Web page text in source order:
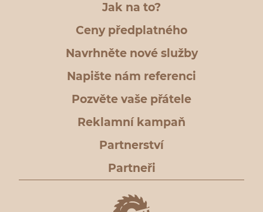
Jak na to?
Ceny předplatného
Navrhněte nové služby
Napište nám referenci
Pozvěte vaše přátele
Reklamní kampaň
Partnerství
Partneři